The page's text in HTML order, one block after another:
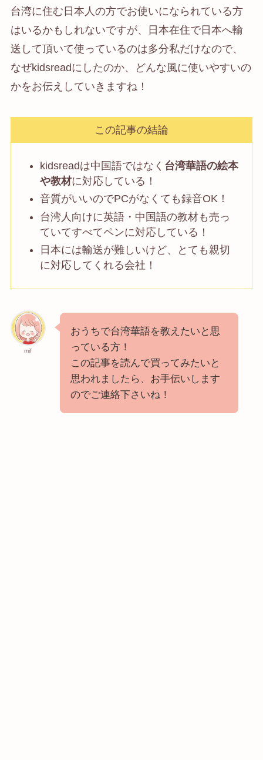
台湾に住む日本人の方でお使いになられている方
はいるかもしれないですが、日本在住で日本へ輸
送して頂いて使っているのは多分私だけなので、
なぜkidsreadにしたのか、どんな風に使いやすいの
かをお伝えしていきますね！
この記事の結論
kidsreadは中国語ではなく 台湾華語の絵本
や教材に対応している！
音質がいいのでPCがなくても録音OK！
台湾人向けに英語・中国語の教材も売っ
ていてすべてペンに対応している！
日本には輸送が難しいけど、とても親切
に対応してくれる会社！
mif
おうちで台湾華語を教えたいと思
っている方！
この記事を読んで買ってみたいと
思われましたら、お手伝いします
のでご連絡下さいね！